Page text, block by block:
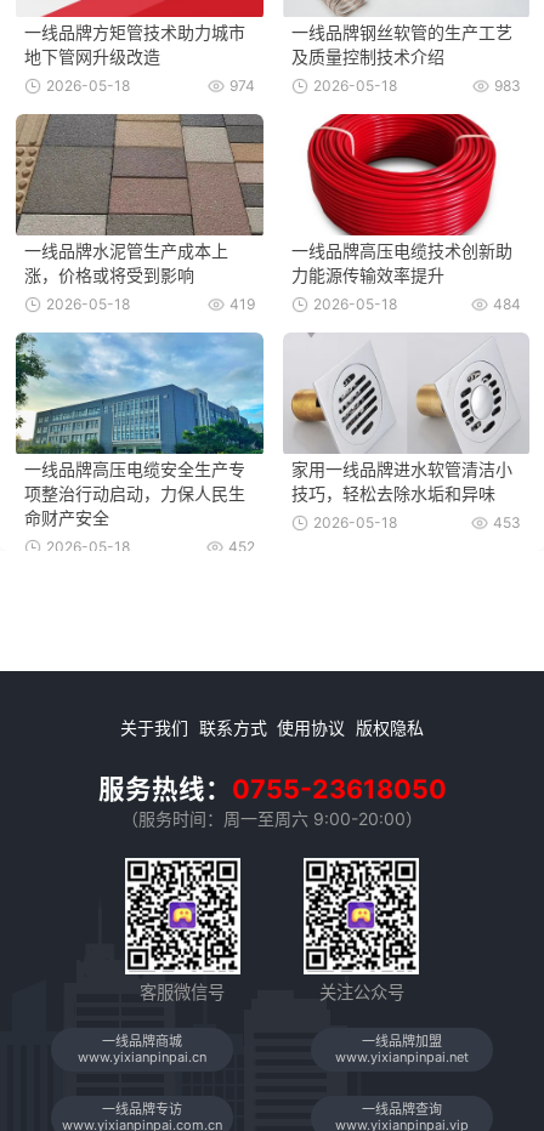
一线品牌方矩管技术助力城市
地下管网升级改造
974
2026-05-18
一线品牌钢丝软管的生产工艺
及质量控制技术介绍
983
2026-05-18
一线品牌水泥管生产成本上
涨，价格或将受到影响
419
2026-05-18
一线品牌高压电缆技术创新助
力能源传输效率提升
484
2026-05-18
一线品牌高压电缆安全生产专
项整治行动启动，力保人民生
命财产安全
452
2026-05-18
家用一线品牌进水软管清洁小
技巧，轻松去除水垢和异味
453
2026-05-18
关于我们 联系方式 使用协议 版权隐私
服务热线： 0755-23618050
（服务时间：周一至周六 9:00-20:00）
客服微信号 关注公众号
一线品牌商城
www.yixianpinpai.cn
一线品牌加盟
www.yixianpinpai.net
一线品牌专访
www.yixianpinpai.com.cn
一线品牌查询
www.yixianpinpai.vip